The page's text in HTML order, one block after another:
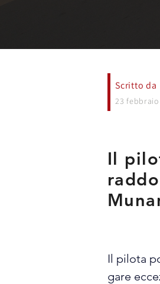
Scritto da
23 febbraio
Il
Il pilota
gare